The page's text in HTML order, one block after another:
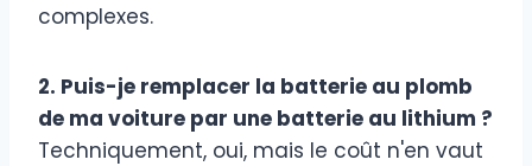
complexes.
2. Puis-je remplacer la batterie au plomb
de ma voiture par une batterie au lithium ?
Techniquement, oui, mais le coût n'en vaut